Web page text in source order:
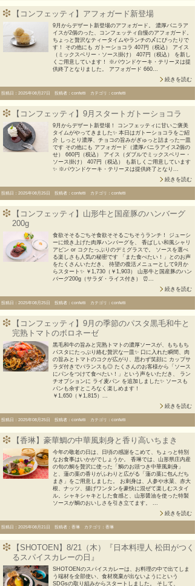
【コンフェッティ】アフォガード新登場
9月からデザート新登場のアフォガード。 濃厚バニラア
イスが2個のった、コンフェッティ自慢のアフォガード。
ちょっと贅沢なティータイムやランチの〆にぴったりで
す！ その他にも ガトーショコラ 407円（税込） アイス
（ミックスベリー・ソース掛け） 407円（税込） を新し
くご用意しています！ ※パウンドケーキ・テリーヌは提
供終了となりました。 アフォガード 660...
続きを読む
投稿日：2025年08月27日 投稿者：confetti カテゴリ：confetti
【コンフェッティ】9月スタートガトーショコラ
9月からデザート新登場！ コンフェッティに甘いご褒美
タイムがやってきました✨ 本日はガトーショコラをご紹
介 しっとり濃厚、チョコの旨みがぎゅっと詰まった一皿
です その他にも アフォガード（濃厚バニラアイス2個の
せ） 660円（税込） アイス（ダブルでミックスベリー・
ソース掛け） 407円（税込） も新しくご用意しています
✨ ※パウンドケーキ・テリーヌは提供終了となり...
続きを読む
投稿日：2025年08月25日 投稿者：confetti カテゴリ：confetti
【コンフェッティ】山形牛と国産豚のハンバーグ
200g
食欲そそるごちそ食欲そそるごちそうランチ！ ジューシ
ーに焼き上げた肉厚ハンバーグを、 香ばしい和風シャリ
アピン or コクたっぷりのデミグラスで。 ソースを選べ
る楽しさも人気の秘密です 「また食べたい！」とのお声
をたくさんいただき、 待望の復活メニューとして9月か
らスタート✨ ￥1,730（￥1,903） 山形牛と国産豚のハン
バーグ200g（サラダ・ライス付き） ⏰...
続きを読む
投稿日：2025年08月25日 投稿者：confetti カテゴリ：confetti
【コンフェッティ】9月の季節のパスタ黒毛和牛と
完熟トマトのボロネーゼ
黒毛和牛の旨みと完熟トマトの濃厚ソースが、もちもち
パスタにたっぷり絡む贅沢な一皿✨ 口に入れた瞬間、肉
の旨みとトマトのコクが広がり、思わず笑顔に カップサ
ラダ付きでバランスも◎ たくさんのお客様から「ソース
にパンをつけて食べたい！」という声をいただき、 ラン
チオプションに ライ麦パン を追加しました✨ ソースも
パンも余すところなく楽しめます！
￥1,650（￥1,815）...
続きを読む
投稿日：2025年08月25日 投稿者：confetti カテゴリ：confetti
【香琳】豪華鯛の中華風刺身と香り高いちまき
今年の敬老の日は、日頃の感謝をこめて、ちょっと特別
なお食事はいかがでしょうか。 香琳では、山形県庄内産
の旬の鯛を贅沢に使った「鯛のお頭つき中華風刺身」
と、蓮の葉の香りがふわりと広がる「蓮の葉に包んだち
まき」をご用意しました。 お刺身は、人参や水菜、赤大
根、ナッツ、揚げワンタンを豪快に混ぜて楽しむスタイ
ル。シャキシャキとした食感と、山形醤油を使った特製
ソースが鯛のおいしさを引き立てます。 ...
続きを読む
投稿日：2025年08月21日 投稿者：香琳 カテゴリ：香琳
【SHOTOEN】8/21（木）『日本料理人 松田がつく
るスパイスカレーの日』
SHOTOENのスパイスカレーは、お料理の中で出てしま
う端材を全部使い、食材廃棄が出ないようにという
SDGsの取り組みからスタートしました。 そして、